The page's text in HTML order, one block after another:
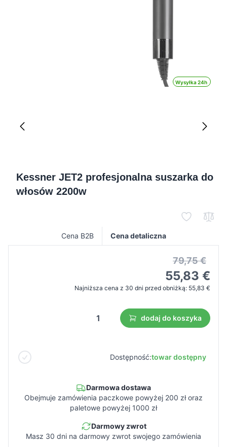
Wysyłka 24h
Kessner JET2 profesjonalna suszarka do
włosów 2200w
Cena B2B Cena detaliczna
79,75 €
55,83 €
Najniższa cena z 30 dni przed obniżką: 55,83 €
dodaj do koszyka
Dostępność:towar dostępny
Darmowa dostawa
Obejmuje zamówienia paczkowe powyżej 200 zł oraz
paletowe powyżej 1000 zł
Darmowy zwrot
Masz 30 dni na darmowy zwrot swojego zamówienia